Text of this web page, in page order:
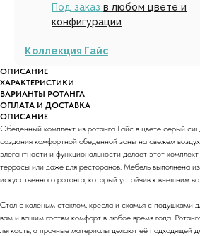
Под заказ в любом цвете и
конфигурации
Коллекция Гайс
ОПИСАНИЕ
ХАРАКТЕРИСТИКИ
ВАРИАНТЫ РОТАНГА
ОПЛАТА И ДОСТАВКА
ОПИСАНИЕ
Обеденный комплект из ротанга Гайс в цвете серый
создания комфортной обеденной зоны на свежем
элегантности и функциональности делает этот
террасы или даже для ресторанов. Мебель выполнена
искусственного ротанга, который устойчив к внешним
Стол с каленым стеклом, кресла и скамья с подушками
вам и вашим гостям комфорт в любое время года.
легкость, а прочные материалы делают её подходящей